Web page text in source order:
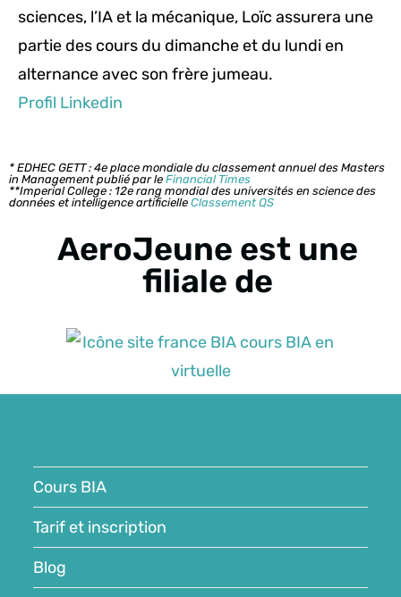
sciences, l’IA et la mécanique, Loïc assurera une
partie des cours du dimanche et du lundi en
alternance avec son frère jumeau.
Profil Linkedin
* EDHEC GETT : 4e place mondiale du classement annuel des Masters
in Management publié par le Financial Times
**Imperial College : 12e rang mondial des universités en science des
données et intelligence artificielle Classement QS
AeroJeune est une
filiale de
Cours BIA
Tarif et inscription
Blog